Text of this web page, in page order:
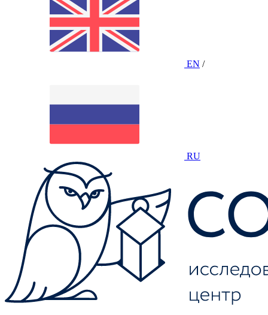
EN /
RU